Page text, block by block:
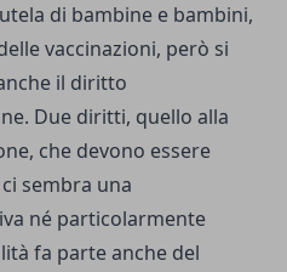
di bambine e bambini,
vaccinazioni, però si
il diritto
Due diritti, quello alla
che devono essere
sembra una
né particolarmente
fa parte anche del